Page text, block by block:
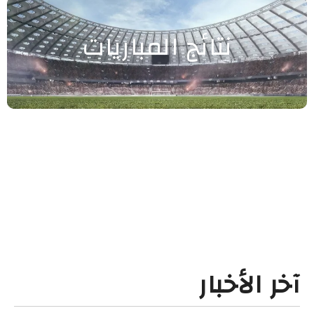
نتائج المباريات
آخر الأخبار